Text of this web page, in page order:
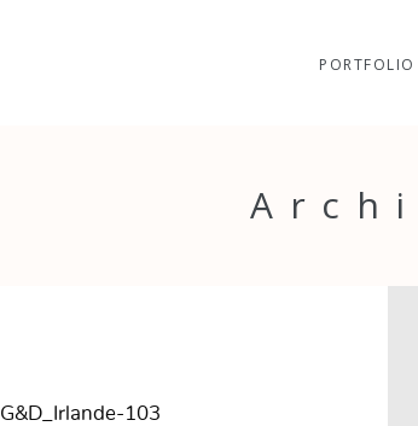
PORTFOLIO
G&D_Irlande-103